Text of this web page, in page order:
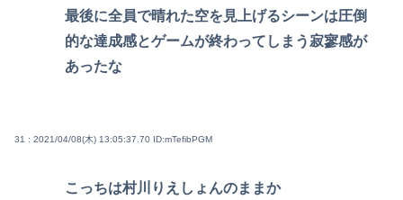
最後に全員で晴れた空を見上げるシーンは圧倒
的な達成感とゲームが終わってしまう寂寥感が
あったな
31 : 2021/04/08(木) 13:05:37.70 ID:mTefibPGM
こっちは村川りえしょんのままか